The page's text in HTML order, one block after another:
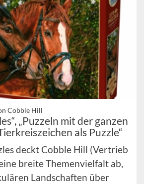
Cobble Hill
„Puzzeln mit der ganzen
als Puzzle“
deckt Cobble Hill (Vertrieb
breite Themenvielfalt ab,
Landschaften über